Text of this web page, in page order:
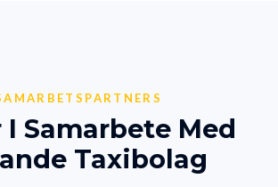
I Samarbete Med
Taxibolag